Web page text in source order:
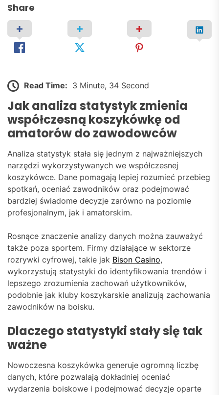
Share
Read Time: 3 Minute, 34 Second
Jak analiza statystyk zmienia
współczesną koszykówkę od
amatorów do zawodowców
Analiza statystyk stała się jednym z najważniejszych
narzędzi wykorzystywanych we współczesnej
koszykówce. Dane pomagają lepiej rozumieć przebieg
spotkań, oceniać zawodników oraz podejmować
bardziej świadome decyzje zarówno na poziomie
profesjonalnym, jak i amatorskim.
Rosnące znaczenie analizy danych można zauważyć
także poza sportem. Firmy działające w sektorze
rozrywki cyfrowej, takie jak Bison Casino,
wykorzystują statystyki do identyfikowania trendów i
lepszego zrozumienia zachowań użytkowników,
podobnie jak kluby koszykarskie analizują zachowania
zawodników na boisku.
Dlaczego statystyki stały się tak
ważne
Nowoczesna koszykówka generuje ogromną liczbę
danych, które pozwalają dokładniej oceniać
wydarzenia boiskowe i podejmować decyzje oparte